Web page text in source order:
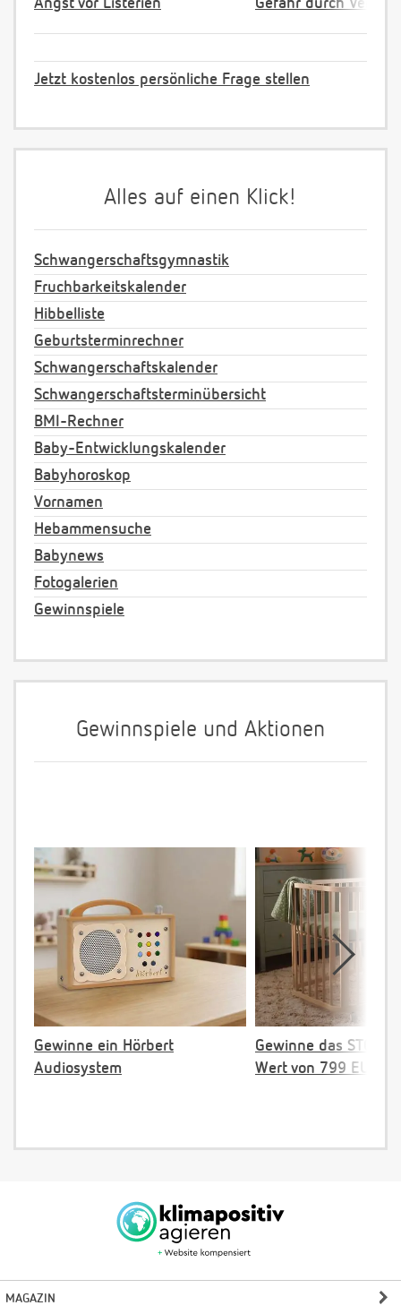
Angst vor Listerien Gefahr durch
Jetzt kostenlos persönliche Frage stellen
Alles auf einen Klick!
Schwangerschaftsgymnastik
Fruchbarkeitskalender
Hibbelliste
Geburtsterminrechner
Schwangerschaftskalender
Schwangerschaftsterminübersicht
BMI-Rechner
Baby-Entwicklungskalender
Babyhoroskop
Vornamen
Hebammensuche
Babynews
Fotogalerien
Gewinnspiele
Gewinnspiele und Aktionen
Gewinne ein Hörbert
Audiosystem
Gewinne das
Wert von 799 EUR
MAGAZIN